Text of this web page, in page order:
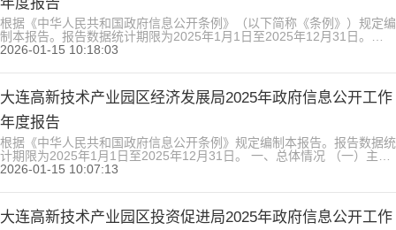
根据《中华人民共和国政府信息公开条例》（以下简称《条例》）规定编
制本报告。报告数据统计期限为2025年1月1日至2025年12月31日。
一、总体情况 （一）主动公开情况。认真落实《条例》要求，主动公开
条；通过“平安大连高新区”公众号发布信息6条。 （二）依申请公开情
况。本年度收到依申请公开政府信息事项2件，其中，...
2026-01-15 10:18:03
大连高新技术产业园区经济发展局2025年政府信息公开工作
年度报告
根据《中华人民共和国政府信息公开条例》规定编制本报告。报告数据统
计期限为2025年1月1日至2025年12月31日。 一、总体情况 （一）主动
公开政府信息情况 2025年，高新区经济发展局认真贯彻落实政府信息公
开聚焦核心职责，通过区政府门户网站重点更新统计信息、重大项目建
设、通知公告等栏目内容，全面提升信息保障和服...
2026-01-15 10:07:13
大连高新技术产业园区投资促进局2025年政府信息公开工作